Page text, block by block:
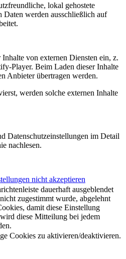
lokal gehostete
Daten werden ausschließlich auf
von externen Diensten ein, z.
Player. Beim Laden dieser Inhalte
Anbieter übertragen werden.
werden solche externen Inhalte
Datenschutzeinstellungen im Detail
nachlesen.
nicht akzeptieren
dauerhaft ausgeblendet
zugestimmt wurde, abgelehnt
damit diese Einstellung
diese Mitteilung bei jedem
Cookies zu aktivieren/deaktivieren.